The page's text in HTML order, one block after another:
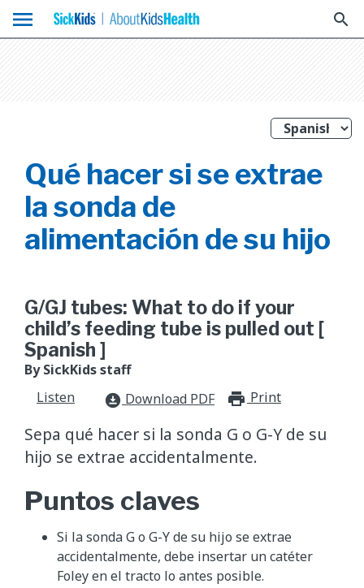
menu search
Qué hacer si se extrae
la sonda de
alimentación de su hijo
G/GJ tubes: What to do if your
child’s feeding tube is pulled out [
Spanish ]
By SickKids staff
Listen
download_for_offline Download PDF Print
Sepa qué hacer si la sonda G o G-Y de su
hijo se extrae accidentalmente.
Puntos claves
Si la sonda G o G-Y de su hijo se extrae
accidentalmente, debe insertar un catéter
Foley en el tracto lo antes posible.